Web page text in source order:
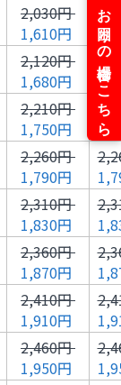
2,030円
1,610円
2,120円
1,680円
2,210円
1,750円
2,260円
1,790円
2,310円
1,830円
2,360円
1,870円
2,410円
1,910円
2,460円
1,950円